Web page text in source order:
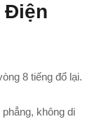
Điện
8 tiếng đổ lại.
không di